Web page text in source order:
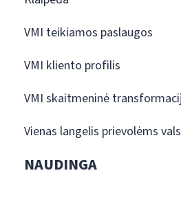
VMI teikiamos paslaugos
VMI kliento profilis
VMI skaitmeninė
Vienas langelis prievolėms
NAUDINGA